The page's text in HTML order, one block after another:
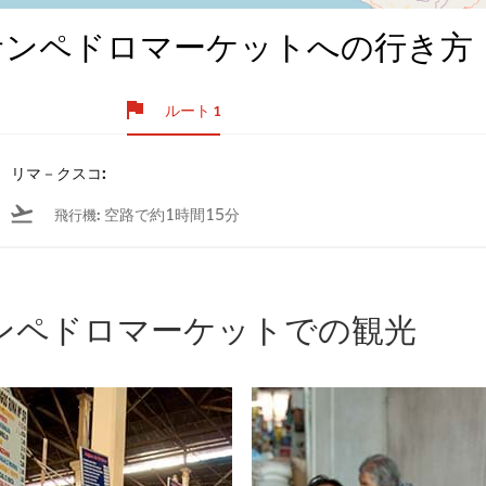
ペドロマーケットへの行き方
ルート 1
リマ－クスコ:
飛行機: 空路で約1時間15分
ペドロマーケットでの観光